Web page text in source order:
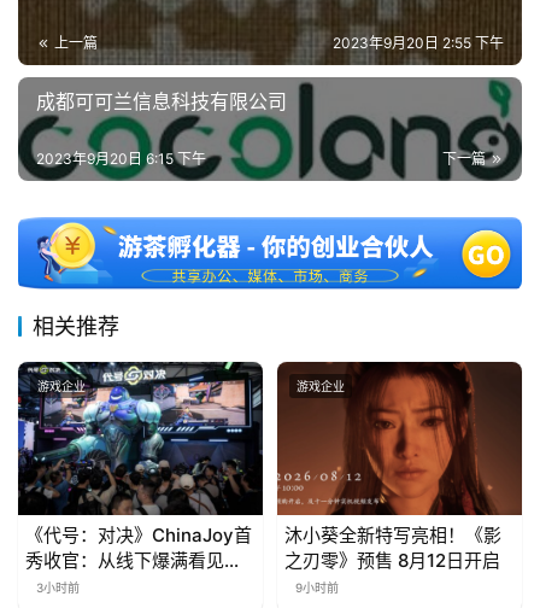
0
5
第
十
三
届
奖
月
3
0
上一篇 2023年9月20日 2:55 下午
成都可可兰信息科技有限公司
下一篇
2023年9月20日 6:15 下午
相关推荐
游戏企业
《代号：对决》ChinaJoy首
秀收官：从线下爆满看见玩
家的真实期待
3小时前
游戏企业
沐小葵全新特写亮相！《影
之刃零》预售 8月12日开启
9小时前